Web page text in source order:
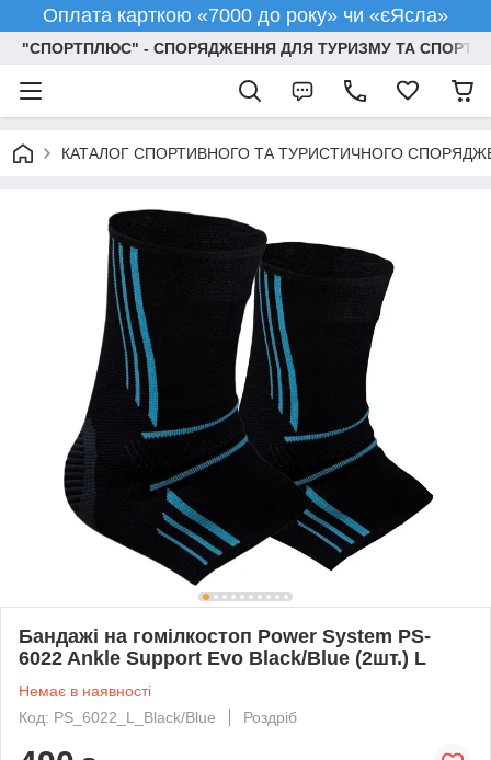
Оплата карткою «7000 до року» чи «єЯсла»
"СПОРТПЛЮС" - СПОРЯДЖЕННЯ ДЛЯ ТУРИЗМУ ТА СПОРТУ
КАТАЛОГ СПОРТИВНОГО ТА ТУРИСТИЧНОГО
Бандажі на гомілкостоп Power System PS-
6022 Ankle Support Evo Black/Blue (2шт.) L
Немає в наявності
Код: PS_6022_L_Black/Blue
Роздріб